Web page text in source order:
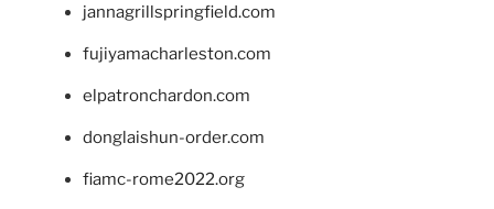
jannagrillspringfield.com
fujiyamacharleston.com
elpatronchardon.com
donglaishun-order.com
fiamc-rome2022.org